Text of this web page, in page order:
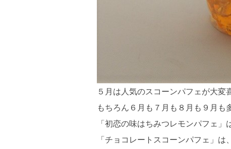
５月は人気のスコーンパフェが大変
もちろん６月も７月も８月も９月も
「初恋の味はちみつレモンパフェ
「チョコレートスコーンパフェ」